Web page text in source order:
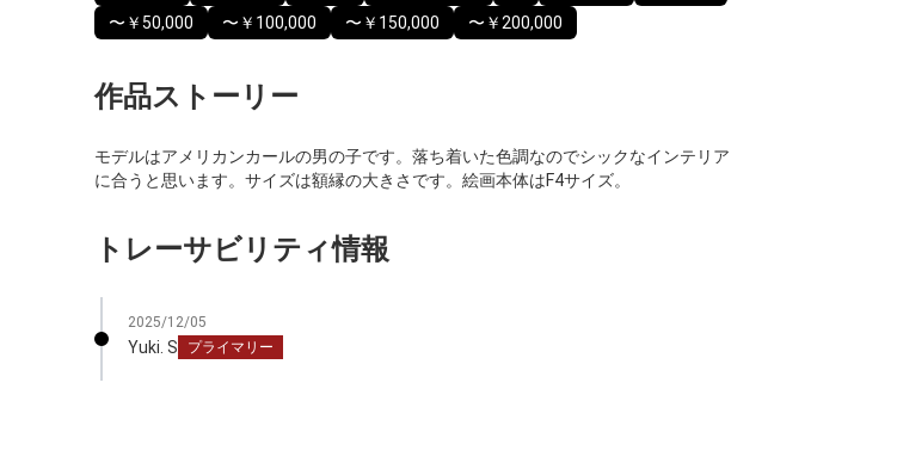
〜￥50,000
〜￥100,000 〜￥150,000 〜￥200,000
作品ストーリー
モデルはアメリカンカールの男の子です。落ち着いた色調なのでシックなインテリア
に合うと思います。サイズは額縁の大きさです。絵画本体はF4サイズ。
トレーサビリティ情報
2025/12/05
Yuki. S プライマリー